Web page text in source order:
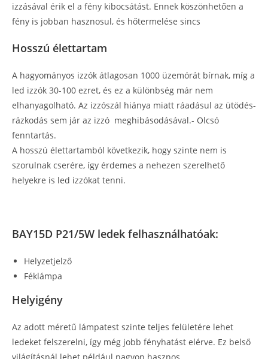
izzásával érik el a fény kibocsátást. Ennek köszönhetően a
fény is jobban hasznosul, és hőtermelése sincs
Hosszú élettartam
A hagyományos izzók átlagosan 1000 üzemórát bírnak, míg a
led izzók 30-100 ezret, és ez a különbség már nem
elhanyagolható. Az izzószál hiánya miatt ráadásul az ütödés-
rázkodás sem jár az izzó meghibásodásával.- Olcsó
fenntartás.
A hosszú élettartamból következik, hogy szinte nem is
szorulnak cserére, így érdemes a nehezen szerelhető
helyekre is led izzókat tenni.
BAY15D P21/5W ledek felhasználhatóak:
Helyzetjelző
Féklámpa
Helyigény
Az adott méretű lámpatest szinte teljes felületére lehet
ledeket felszerelni, így még jobb fényhatást elérve. Ez belső